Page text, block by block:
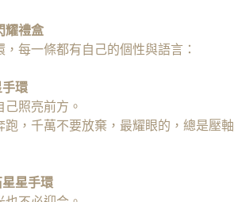
耀禮盒
每一條都有自己的個性與語言：
手環
照亮前方。
跑，千萬不要放棄，最耀眼的，總是壓軸
星手環